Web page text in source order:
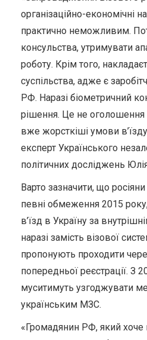
організаційно-економічні
практично неможливим.
консульства, утримувати
роботу. Крім того,
суспільства, адже є
РФ. Наразі біометричний
рішення. Це не оголошення
вже жорсткіші умови
експерт Українського
політичних досліджень
Варто зазначити, що
певні обмеження 2015
в’їзд в Україну за
наразі замість візової
пропонують проходити
попередньої реєстрації. З
муситимуть узгоджувати
українським МЗС.
«Громадянин РФ, який хоче